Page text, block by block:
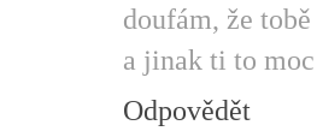
doufám, že
a jinak ti to
Odpovědět